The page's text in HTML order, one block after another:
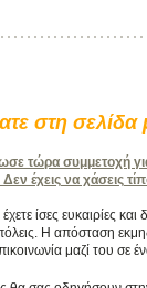
στη σελίδα
τώρα συμμετοχή
έχεις να χάσεις
ίσες ευκαιρίες
Η απόσταση
μαζί του σε